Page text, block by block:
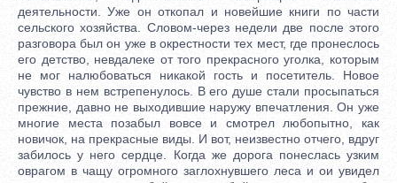
деятельности. Уже он откопал и новейшие книги по части
сельского хозяйства. Словом-через недели две после этого
разговора был он уже в окрестности тех мест, где пронеслось
его детство, невдалеке от того прекрасного уголка, которым
не мог налюбоваться никакой гость и посетитель. Новое
чувство в нем встрепенулось. В его душе стали просыпаться
прежние, давно не выходившие наружу впечатления. Он уже
многие места позабыл вовсе и смотрел любопытно, как
новичок, на прекрасные виды. И вот, неизвестно отчего, вдруг
забилось у него сердце. Когда же дорога понеслась узким
оврагом в чащу огромного заглохнувшего леса и ои увидел